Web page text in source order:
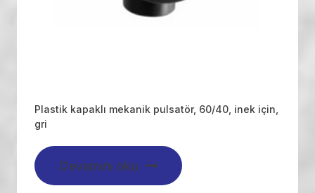
Plastik kapaklı mekanik pulsatör, 60/40, inek için,
gri
Devamını oku